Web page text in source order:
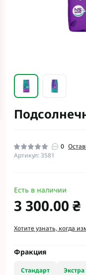
0
Артикул: 3581
Есть в наличии
3 300.00 ₴
Хотите узнать, когда
Фракция
Стандарт Экстра